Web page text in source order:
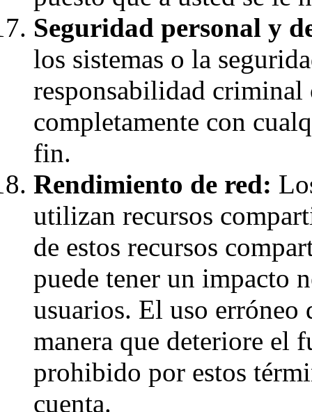
Seguridad personal y
los sistemas o la
responsabilidad
completamente con
fin.
Rendimiento de red:
utilizan recursos
de estos recursos
puede tener un impacto
usuarios. El uso erróneo
manera que deteriore el
prohibido por estos
cuenta.